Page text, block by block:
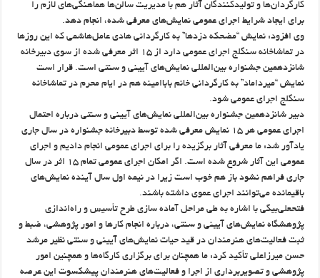
کارگردان‌ها و تولیدکنندگان آثار هم با مدیریت سالن‌ها هماهنگی‌های لازم را
برای ایجاد شرایط اجرای عمومی نمایش‌های معرفی شده، انجام دهد.
وی افزود: نمایش “مضحکه دزدها” به کارگردانی هادی عامل‌هاشمی که این روزها
در تماشاخانه سنگلج اجرای عمومی دارد از ۱۵ اثر معرفی شده از سوی دبیرخانه
شانزدهمین جشنواره بین‌المللی نمایش‌های آیینی و سنتی است. قرار است
نمایش “میرداماد” به کارگردانی خانم باباامینه هم در ایام محرم در تماشاخانه
سنگلج اجرای عمومی شود.
دبیر شانزدهمین جشنواره بین‌المللی نمایش‌های آیینی و سنتی درباره احتمال
اجرای عمومی هر ۱۵ نمایش معرفی شده توسط دبیرخانه جشنواره در سال جاری
یادآور شد: ما معرفی آثار برگزیده را برای اجرای عمومی انجام دادیم و اجرای
عمومی این آثار شروع شده است. اگر امکان اجرای عمومی تمام ۱۵ اثر در سال
جاری فراهم نشود باز هم خوب است زیرا در نیمه اول سال آینده نمایش‌های
باقیمانده می‌توانند اجرای عموی داشته باشند.
فتحعلی‌بیگی با اشاره به طی مراحل آماده سازی طرح تأسیس و راه‌اندازی
پژوهشگاه نمایش‌های آیینی و سنتی، درباره انجام کارها و امور پژوهشی، ضبط و
ثبت فعالیت‌های هنرمندان در قید حیات نمایش‌های آیینی و سنتی نظیر مرشد
حسن میرزاعلی تأکید کرد: ما همچنان برای برگزاری کارگاه‌ها و همچنین امور
پژوهشی و تصویربرداری از اجرا و فعالیت‌های هنرمندان پیشکسوت این عرصه